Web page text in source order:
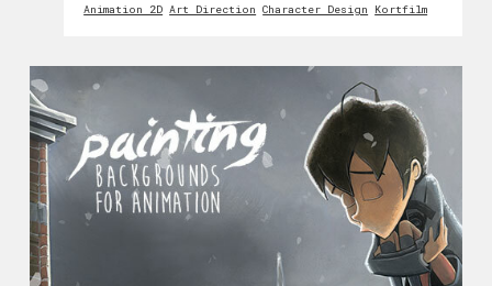
Animation 2D Art Direction Character Design Kortfilm